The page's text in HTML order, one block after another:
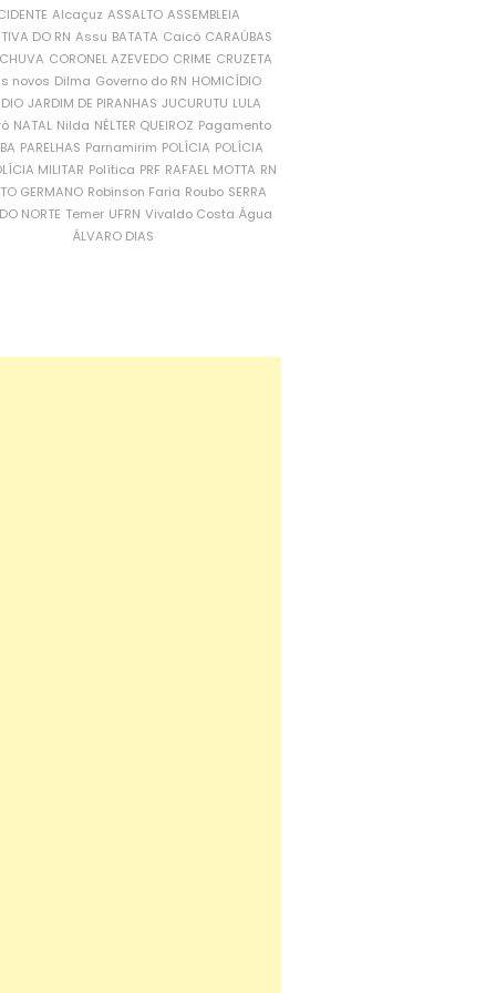
Alcaçuz ASSALTO ASSEMBLEIA
DO RN Assu BATATA Caicó CARAÚBAS
CORONEL AZEVEDO CRIME CRUZETA
novos Dilma Governo do RN HOMICÍDIO
JARDIM DE PIRANHAS JUCURUTU LULA
NATAL Nilda NÉLTER QUEIROZ Pagamento
PARELHAS Parnamirim POLÍCIA POLÍCIA
MILITAR Política PRF RAFAEL MOTTA RN
GERMANO Robinson Faria Roubo SERRA
NORTE Temer UFRN Vivaldo Costa Água
ÁLVARO DIAS